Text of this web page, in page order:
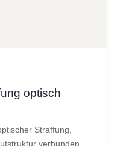
optisch
Straffung,
verbunden.